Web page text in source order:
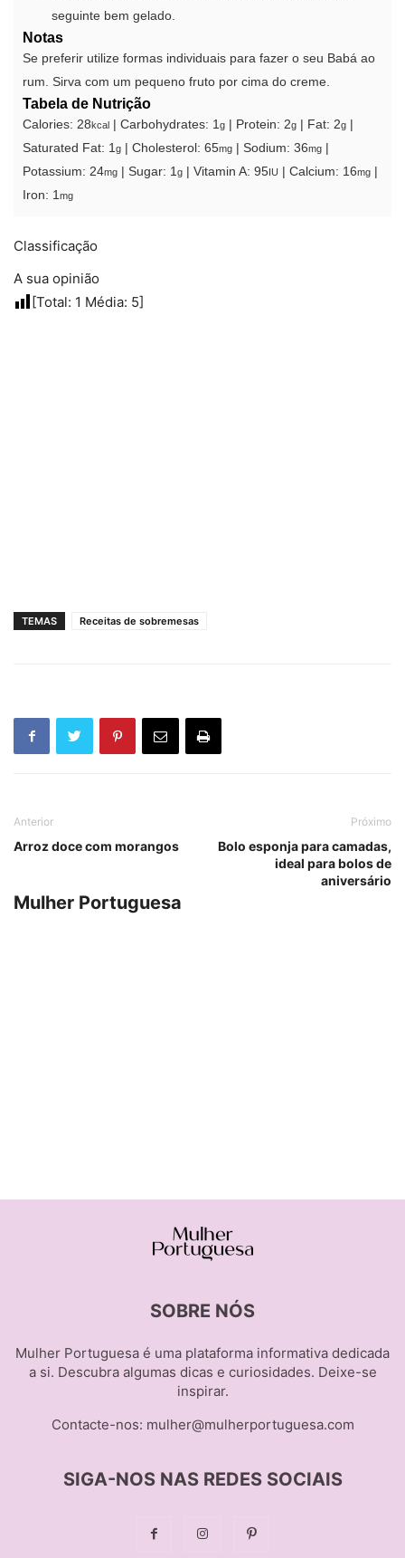
seguinte bem gelado.
Notas
Se preferir utilize formas individuais para fazer o seu Babá ao
rum. Sirva com um pequeno fruto por cima do creme.
Tabela de Nutrição
Calories: 28kcal Carbohydrates: 1 g Protein: 2g Fat: 2g
Saturated Fat: 1 g Cholesterol: 65mg Sodium: 36mg
Potassium: 24mg Sugar: 1 g Vitamin A: 95IU Calcium: 16mg
Iron: 1 mg
Classificação
A sua opinião
[Total: 1 Média: 5]
TEMAS Receitas de sobremesas
Anterior
Arroz doce com morangos
Próximo
Bolo esponja para camadas,
ideal para bolos de
aniversário
Mulher Portuguesa
SOBRE NÓS
Mulher Portuguesa é uma plataforma informativa dedicada
a si. Descubra algumas dicas e curiosidades. Deixe-se
inspirar.
Contacte-nos: mulher@mulherportuguesa.com
SIGA-NOS NAS REDES SOCIAIS